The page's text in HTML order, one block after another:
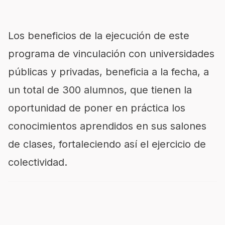
Los beneficios de la ejecución de este
programa de vinculación con universidades
públicas y privadas, beneficia a la fecha, a
un total de 300 alumnos, que tienen la
oportunidad de poner en práctica los
conocimientos aprendidos en sus salones
de clases, fortaleciendo así el ejercicio de
colectividad.